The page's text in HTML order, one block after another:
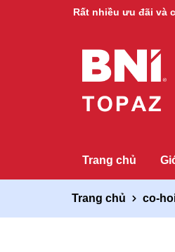
Rất nhiều ưu đãi và
Trang chủ
Trang chủ co-